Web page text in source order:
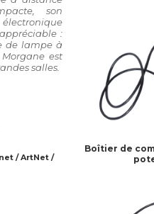
son
:
de lampe à
est
salles.
/ ArtNet /
Boîtier de